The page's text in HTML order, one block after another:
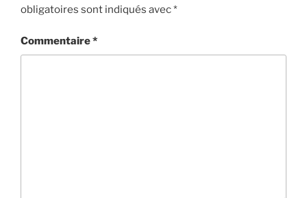
obligatoires sont indiqués avec*
Commentaire*